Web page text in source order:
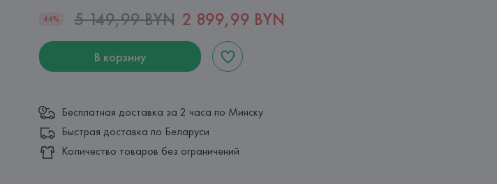
44% 5 149,99 BYN 2 899,99 BYN
В корзину
Бесплатная доставка за 2 часа по Минску
Быстрая доставка по Беларуси
Количество товаров без ограничений